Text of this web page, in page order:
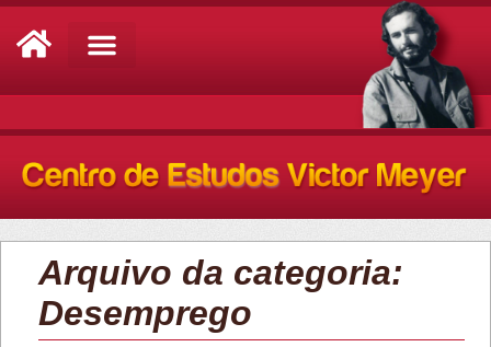
Arquivo da categoria:
Desemprego